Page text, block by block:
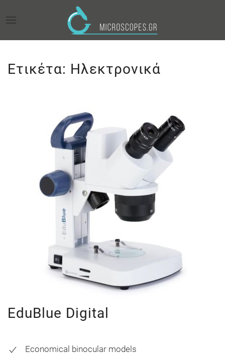
Ετικέτα: Ηλεκτρονικά
EduBlue Digital
Economical binocular models